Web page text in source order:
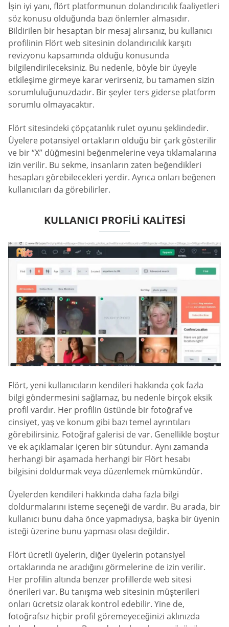
İşin iyi yanı, flört platformunun dolandırıcılık faaliyetleri
söz konusu olduğunda bazı önlemler almasıdır.
Bildirilen bir hesaptan bir mesaj alırsanız, bu kullanıcı
profilinin Flört web sitesinin dolandırıcılık karşıtı
revizyonu kapsamında olduğu konusunda
bilgilendirileceksiniz. Bu nedenle, böyle bir üyeyle
etkileşime girmeye karar verirseniz, bu tamamen sizin
sorumluluğunuzdadır. Bir şeyler ters giderse platform
sorumlu olmayacaktır.
Flört sitesindeki çöpçatanlık rulet oyunu şeklindedir.
Üyelere potansiyel ortakların olduğu bir çark gösterilir
ve bir “X” düğmesini beğenmelerine veya tıklamalarına
izin verilir. Bu sekme, insanların zaten beğendikleri
hesapları görebilecekleri yerdir. Ayrıca onları beğenen
kullanıcıları da görebilirler.
KULLANICI PROFILI KALITESI
Flört, yeni kullanıcıların kendileri hakkında çok fazla
bilgi göndermesini sağlamaz, bu nedenle birçok eksik
profil vardır. Her profilin üstünde bir fotoğraf ve
cinsiyet, yaş ve konum gibi bazı temel ayrıntıları
görebilirsiniz. Fotoğraf galerisi de var. Genellikle boştur
ve ek açıklamalar içeren bir sütundur. Aynı zamanda
herhangi bir aşamada herhangi bir Flört hesabı
bilgisini doldurmak veya düzenlemek mümkündür.
Üyelerden kendileri hakkında daha fazla bilgi
doldurmalarını isteme seçeneği de vardır. Bu arada, bir
kullanıcı bunu daha önce yapmadıysa, başka bir üyenin
isteği üzerine bunu yapması olası değildir.
Flört ücretli üyelerin, diğer üyelerin potansiyel
ortaklarında ne aradığını görmelerine de izin verilir.
Her profilin altında benzer profillerde web sitesi
önerileri var. Bu tanışma web sitesinin müşterileri
onları ücretsiz olarak kontrol edebilir. Yine de,
fotoğrafsız hiçbir profil göremeyeceğinizi aklınızda